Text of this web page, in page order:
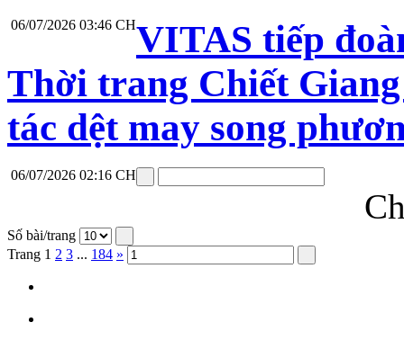
06/07/2026 03:46 CHVITAS tiếp
Thời trang Chiết
tác dệt may song
06/07/2026 02:16 CH
Số bài/trang
Trang 1 2 3 ... 184 »